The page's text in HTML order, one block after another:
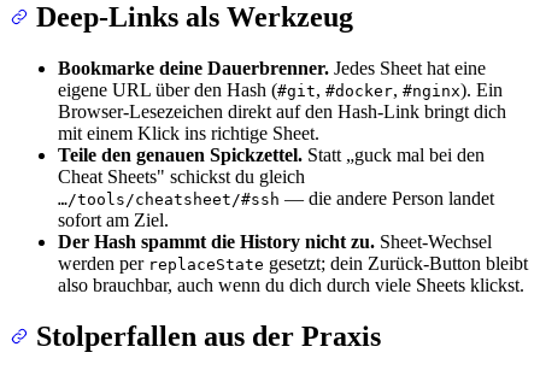
Deep-Links als Werkzeug
Bookmarke deine Dauerbrenner. Jedes Sheet hat eine
eigene URL über den Hash (#git, #docker, #nginx). Ein
Browser-Lesezeichen direkt auf den Hash-Link bringt dich
mit einem Klick ins richtige Sheet.
Teile den genauen Spickzettel. Statt „guck mal bei den
Cheat Sheets" schickst du gleich
…/tools/cheatsheet/#ssh — die andere Person landet
sofort am Ziel.
Der Hash spammt die History nicht zu. Sheet-Wechsel
werden per replaceState gesetzt; dein Zurück-Button bleibt
also brauchbar, auch wenn du dich durch viele Sheets klickst.
Stolperfallen aus der Praxis